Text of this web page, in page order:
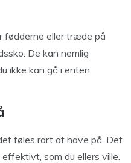
fødderne eller træde på
De kan nemlig
ikke kan gå i enten
føles rart at have på. Det
som du ellers ville.